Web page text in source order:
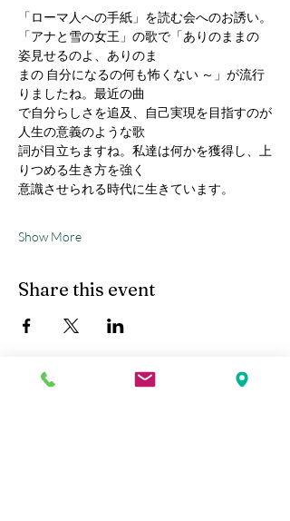
「ローマ人への手紙」を読む会へのお誘い。
「アナと雪の女王」の歌で「ありのままの
姿見せるのよ、ありのま
まの 自分になるの何も怖くない ～」が流行
りましたね。最近の曲
で自分らしさを追及、自己実現を目指すのが
人生の意義のような歌
詞が目立ちますね。私達は何かを獲得し、上
りつめる生き方を強く
意識させられる時代に生きています。
Show More
Share this event